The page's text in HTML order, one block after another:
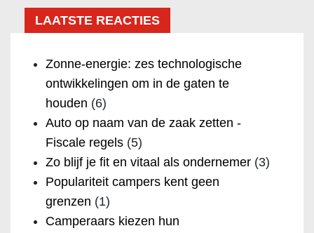
LAATSTE REACTIES
Zonne-energie: zes technologische
ontwikkelingen om in de gaten te
houden (6)
Auto op naam van de zaak zetten -
Fiscale regels (5)
Zo blijf je fit en vitaal als ondernemer (3)
Populariteit campers kent geen
grenzen (1)
Camperaars kiezen hun